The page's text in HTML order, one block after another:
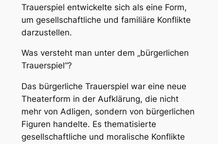
Trauerspiel entwickelte sich als eine Form,
um gesellschaftliche und familiäre Konflikte
darzustellen.
Was versteht man unter dem „bürgerlichen
Trauerspiel“?
Das bürgerliche Trauerspiel war eine neue
Theaterform in der Aufklärung, die nicht
mehr von Adligen, sondern von bürgerlichen
Figuren handelte. Es thematisierte
gesellschaftliche und moralische Konflikte